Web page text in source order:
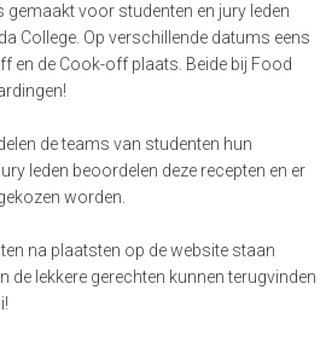
voor studenten en jury leden
College. Op verschillende datums eens
en de Cook-off plaats. Beide bij Food
de teams van studenten hun
leden beoordelen deze recepten en er
worden.
na plaatsten op de website staan
de lekkere gerechten kunnen terugvinden